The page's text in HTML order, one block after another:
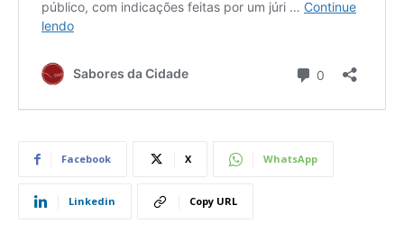
Facebook X WhatsApp
Linkedin Copy URL